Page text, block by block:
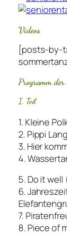
Videos
[posts-by-
Programm
I. Teil
1. Kleine
2. Pippi
3. Hier
4.
5. Do it well
6.
7.
8. Piece of